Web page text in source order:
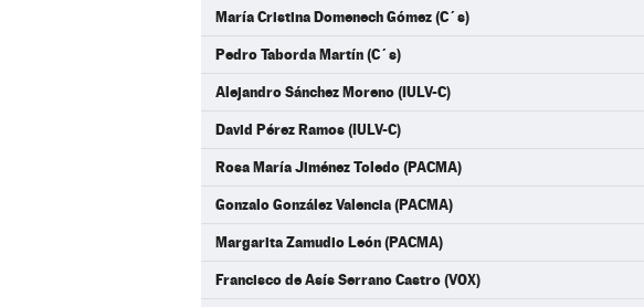
María Cristina Domenech Gómez (C´s)
Pedro Taborda Martín (C´s)
Alejandro Sánchez Moreno (IULV-C)
David Pérez Ramos (IULV-C)
Rosa María Jiménez Toledo (PACMA)
Gonzalo González Valencia (PACMA)
Margarita Zamudio León (PACMA)
Francisco de Asís Serrano Castro (VOX)